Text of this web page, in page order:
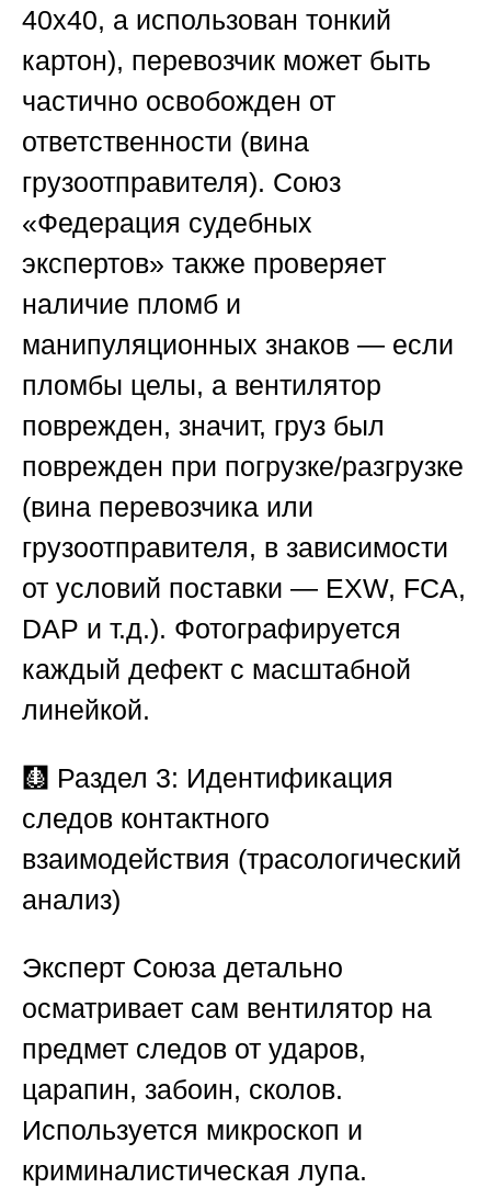
40х40, а использован тонкий
картон), перевозчик может быть
частично освобожден от
ответственности (вина
грузоотправителя). Союз
«Федерация судебных
экспертов» также проверяет
наличие пломб и
манипуляционных знаков — если
пломбы целы, а вентилятор
поврежден, значит, груз был
поврежден при погрузке/разгрузке
(вина перевозчика или
грузоотправителя, в зависимости
от условий поставки — EXW, FCA,
DAP и т.д.). Фотографируется
каждый дефект с масштабной
линейкой.
🩻 Раздел 3: Идентификация
следов контактного
взаимодействия (трасологический
анализ)
Эксперт Союза детально
осматривает сам вентилятор на
предмет следов от ударов,
царапин, забоин, сколов.
Используется микроскоп и
криминалистическая лупа.